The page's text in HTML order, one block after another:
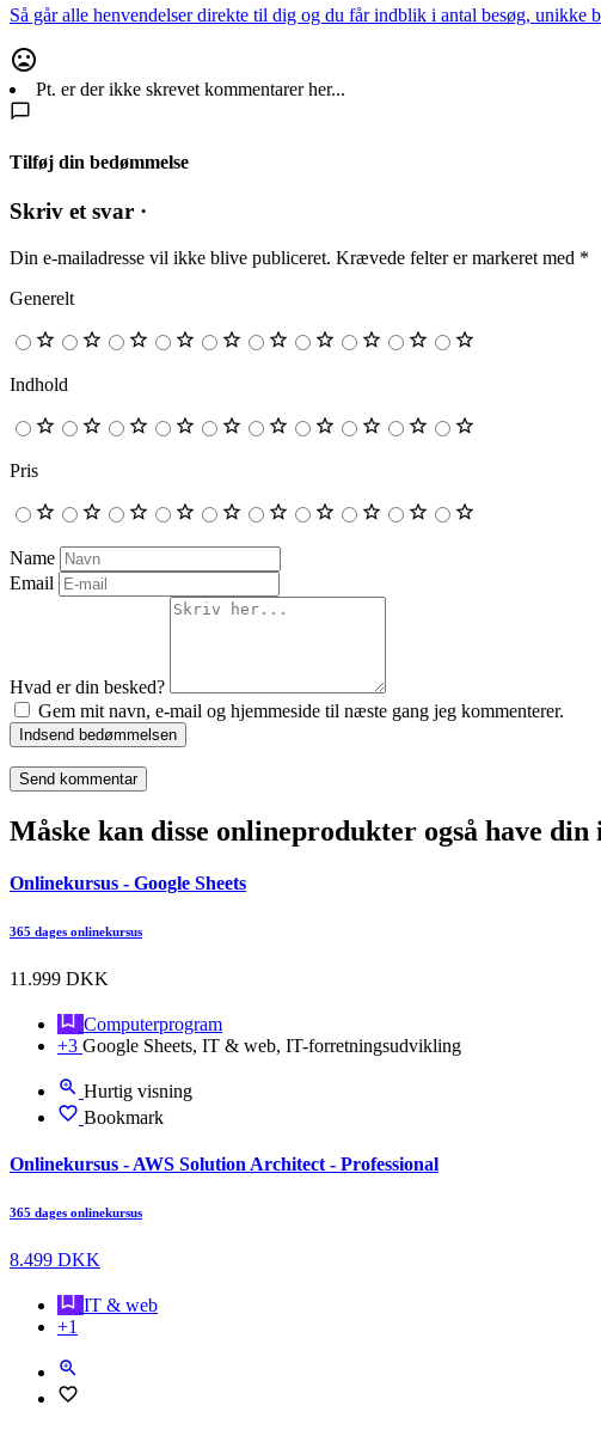
Så går alle henvendelser direkte til dig og du får indblik i antal besøg, unikke
Pt. er der ikke skrevet kommentarer her...
Tilføj din bedømmelse
Skriv et svar ·
Din e-mailadresse vil ikke blive publiceret. Krævede felter er markeret med *
Generelt
Indhold
Pris
Name
Email
Hvad er din besked?
Gem mit navn, e-mail og hjemmeside til næste gang jeg kommenterer.
Indsend bedømmelsen
Måske kan disse onlineprodukter også have din
Onlinekursus - Google Sheets
365 dages onlinekursus
11.999 DKK
Computerprogram
+3 Google Sheets, IT & web, IT-forretningsudvikling
Hurtig visning
Bookmark
Onlinekursus - AWS Solution Architect - Professional
365 dages onlinekursus
8.499 DKK
IT & web
+1